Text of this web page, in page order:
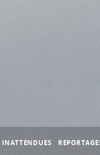
INATTENDUES